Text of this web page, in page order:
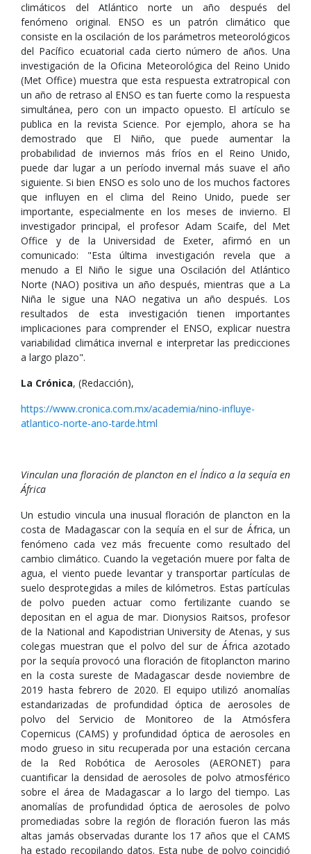
climáticos del Atlántico norte un año después del
fenómeno original. ENSO es un patrón climático que
consiste en la oscilación de los parámetros meteorológicos
del Pacífico ecuatorial cada cierto número de años. Una
investigación de la Oficina Meteorológica del Reino Unido
(Met Office) muestra que esta respuesta extratropical con
un año de retraso al ENSO es tan fuerte como la respuesta
simultánea, pero con un impacto opuesto. El artículo se
publica en la revista Science. Por ejemplo, ahora se ha
demostrado que El Niño, que puede aumentar la
probabilidad de inviernos más fríos en el Reino Unido,
puede dar lugar a un período invernal más suave el año
siguiente. Si bien ENSO es solo uno de los muchos factores
que influyen en el clima del Reino Unido, puede ser
importante, especialmente en los meses de invierno. El
investigador principal, el profesor Adam Scaife, del Met
Office y de la Universidad de Exeter, afirmó en un
comunicado: "Esta última investigación revela que a
menudo a El Niño le sigue una Oscilación del Atlántico
Norte (NAO) positiva un año después, mientras que a La
Niña le sigue una NAO negativa un año después. Los
resultados de esta investigación tienen importantes
implicaciones para comprender el ENSO, explicar nuestra
variabilidad climática invernal e interpretar las predicciones
a largo plazo".
La Crónica, (Redacción),
https://www.cronica.com.mx/academia/nino-influye-
atlantico-norte-ano-tarde.html
Vinculan una floración de plancton en el Índico a la sequía en
África
Un estudio vincula una inusual floración de plancton en la
costa de Madagascar con la sequía en el sur de África, un
fenómeno cada vez más frecuente como resultado del
cambio climático. Cuando la vegetación muere por falta de
agua, el viento puede levantar y transportar partículas de
suelo desprotegidas a miles de kilómetros. Estas partículas
de polvo pueden actuar como fertilizante cuando se
depositan en el agua de mar. Dionysios Raitsos, profesor
de la National and Kapodistrian University de Atenas, y sus
colegas muestran que el polvo del sur de África azotado
por la sequía provocó una floración de fitoplancton marino
en la costa sureste de Madagascar desde noviembre de
2019 hasta febrero de 2020. El equipo utilizó anomalías
estandarizadas de profundidad óptica de aerosoles de
polvo del Servicio de Monitoreo de la Atmósfera
Copernicus (CAMS) y profundidad óptica de aerosoles en
modo grueso in situ recuperada por una estación cercana
de la Red Robótica de Aerosoles (AERONET) para
cuantificar la densidad de aerosoles de polvo atmosférico
sobre el área de Madagascar a lo largo del tiempo. Las
anomalías de profundidad óptica de aerosoles de polvo
promediadas sobre la región de floración fueron las más
altas jamás observadas durante los 17 años que el CAMS
ha estado recopilando datos. Esta nube de polvo coincidió